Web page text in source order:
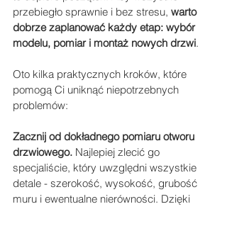
przebiegło sprawnie i bez stresu, warto
dobrze zaplanować każdy etap: wybór
modelu, pomiar i montaż nowych drzwi.
Oto kilka praktycznych kroków, które
pomogą Ci uniknąć niepotrzebnych
problemów:
Zacznij od dokładnego pomiaru otworu
drzwiowego. Najlepiej zlecić go
specjaliście, który uwzględni wszystkie
detale - szerokość, wysokość, grubość
muru i ewentualne nierówności. Dzięki